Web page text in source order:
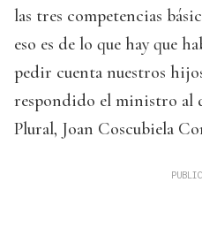
las tres competencias
eso es de lo que hay que
pedir cuenta nuestros
respondido el ministro al
Plural, Joan Coscubiela